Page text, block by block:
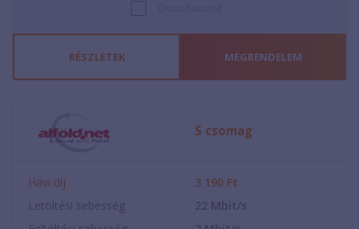
RÉSZLETEK MEGRENDELEM
S csomag
Havi díj 3 190 Ft
Letöltési sebesség
22 Mbit/s